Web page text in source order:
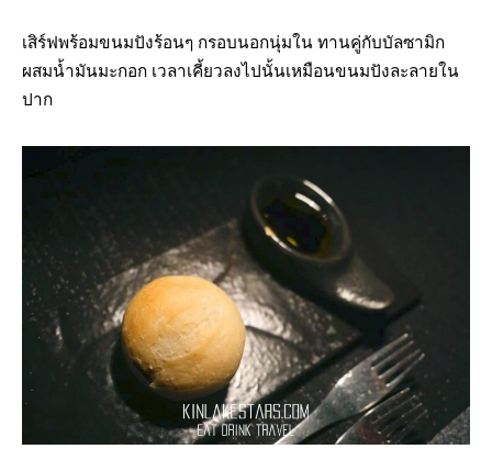
เสิร์ฟพร้อมขนมปังร้อนๆ กรอบนอกนุ่มใน ทานคู่กับบัลซามิก
ผสมน้ำมันมะกอก เวลาเคี้ยวลงไปนั้นเหมือนขนมปังละลายใน
ปาก